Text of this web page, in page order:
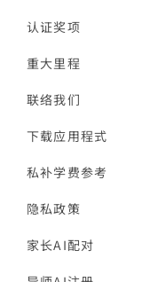
认证奖项
重大里程
联络我们
下载应用程式
私补学费参考
隐私政策
家长AI配对